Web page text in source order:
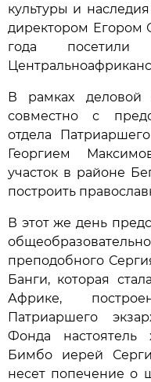
культуры и
директором Егором
года
В рамках деловой
совместно с
отдела
Георгием
участок в районе
построить
В этот же день
преподобного
Банги, которая
Африке,
Патриаршего
Фонда
Бимбо иерей
несет попечение о